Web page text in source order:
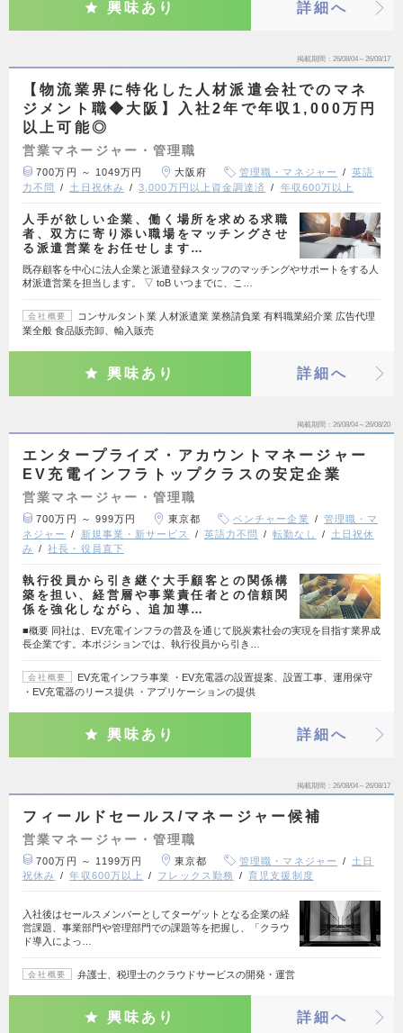
興味あり 詳細へ
掲載期間 26/08/04～26/08/17
【物流業界に特化した人材派遣会社でのマネ
ジメント職◆大阪】入社2年で年収1,000万円
以上可能◎
営業マネージャー・管理職
700万円 ～ 1049万円 大阪府 管理職・マネジャー
英語
力不問
土日祝休み 3,000万円以上資金調達済 年収600万以上
人手が欲しい企業、働く場所を求める求職
者、双方に寄り添い職場をマッチングさせ
る派遣営業をお任せします…
既存顧客を中心に法人企業と派遣登録スタッフのマッチングやサポートをする人
材派遣営業を担当します。 ▽ toB いつまでに、こ…
会社概要
コンサルタント業 人材派遣業 業務請負業 有料職業紹介業 広告代理
業全般 食品販売卸、輸入販売
興味あり 詳細へ
掲載期間 26/08/04～26/08/20
エンタープライズ・アカウントマネージャー
EV充電インフラトップクラスの安定企業
営業マネージャー・管理職
700万円 ～ 999万円 東京都 ベンチャー企業
管理職・マ
ネジャー
新規事業・新サービス 英語力不問 転勤なし
土日祝休
み
社長・役員直下
執行役員から引き継ぐ大手顧客との関係構
築を担い、経営層や事業責任者との信頼関
係を強化しながら、追加導…
■概要 同社は、EV充電インフラの普及を通じて脱炭素社会の実現を目指す業界成
長企業です。本ポジションでは、執行役員から引き…
会社概要
EV充電インフラ事業 ・EV充電器の設置提案、設置工事、運用保守
・EV充電器のリース提供 ・アプリケーションの提供
興味あり 詳細へ
掲載期間 26/08/04～26/08/17
フィールドセールス/マネージャー候補
営業マネージャー・管理職
700万円 ～ 1199万円 東京都 管理職・マネジャー
土日
祝休み
年収600万以上 フレックス勤務 育児支援制度
入社後はセールスメンバーとしてターゲットとなる企業の経
営課題、事業部門や管理部門での課題等を把握し、「クラウ
ド導入によっ…
会社概要 弁護士、税理士のクラウドサービスの開発・運営
興味あり 詳細へ